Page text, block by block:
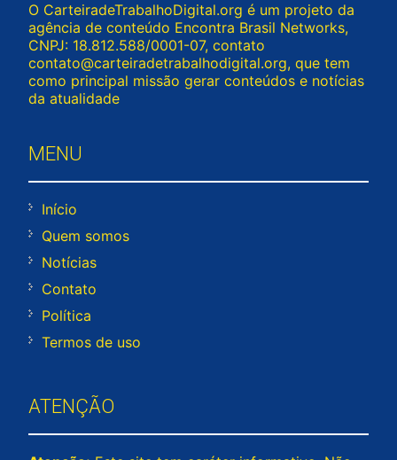
O CarteiradeTrabalhoDigital.org é um projeto da
agência de conteúdo Encontra Brasil Networks,
CNPJ: 18.812.588/0001-07, contato
contato@carteiradetrabalhodigital.org, que tem
como principal missão gerar conteúdos e notícias
da atualidade
MENU
Início
Quem somos
Notícias
Contato
Política
Termos de uso
ATENÇÃO